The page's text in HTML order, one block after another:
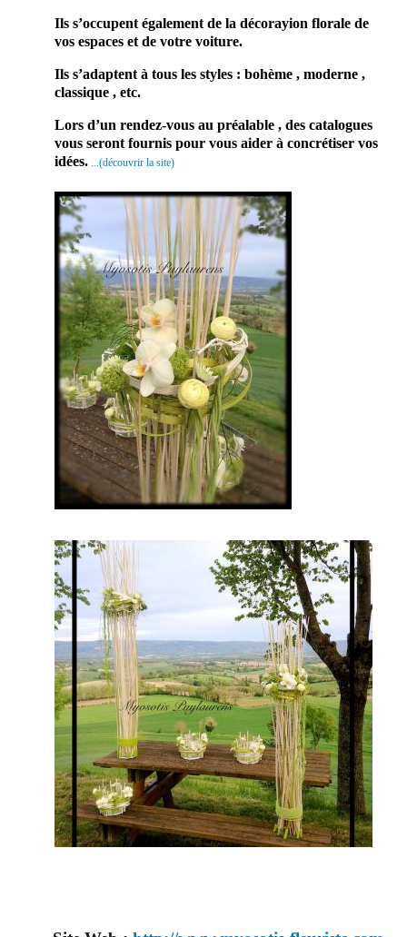
Ils s’occupent également de la décorayion florale de
vos espaces et de votre voiture.
Ils s’adaptent à tous les styles : bohème , moderne ,
classique , etc.
Lors d’un rendez-vous au préalable , des catalogues
vous seront fournis pour vous aider à concrétiser vos
idées. ...(découvrir la site)